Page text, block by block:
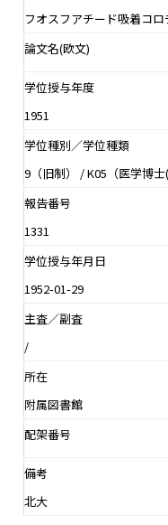
フオスフアチード吸着コ
論文名(欧文)
学位授与年度
1951
学位種別／学位種類
9（旧制） / K05（医学博士(
報告番号
1331
学位授与年月日
1952-01-29
主査／副査
/
所在
附属図書館
配架番号
備考
北大